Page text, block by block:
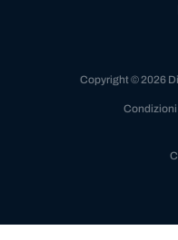
Copyright © 2026
Condizioni